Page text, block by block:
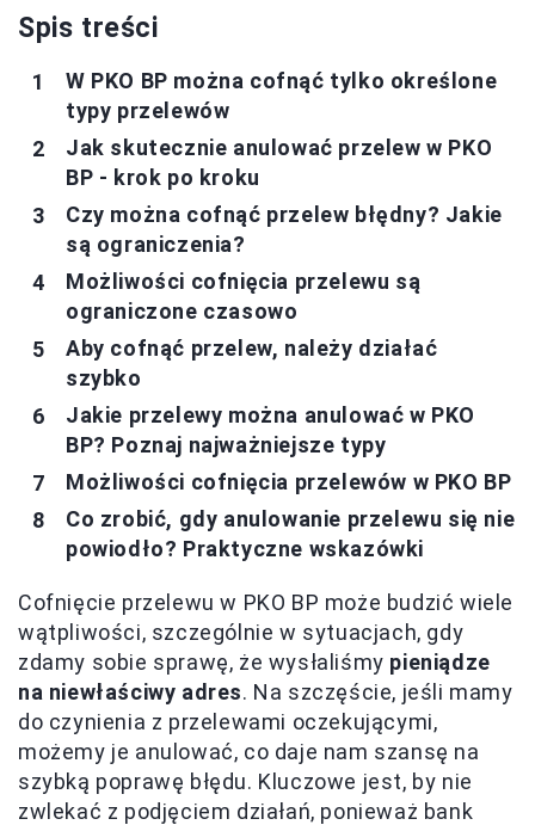
Spis treści
W PKO BP można cofnąć tylko określone
typy przelewów
Jak skutecznie anulować przelew w PKO
BP - krok po kroku
Czy można cofnąć przelew błędny? Jakie
są ograniczenia?
Możliwości cofnięcia przelewu są
ograniczone czasowo
Aby cofnąć przelew, należy działać
szybko
Jakie przelewy można anulować w PKO
BP? Poznaj najważniejsze typy
Możliwości cofnięcia przelewów w PKO BP
Co zrobić, gdy anulowanie przelewu się nie
powiodło? Praktyczne wskazówki
Cofnięcie przelewu w PKO BP może budzić wiele
wątpliwości, szczególnie w sytuacjach, gdy
zdamy sobie sprawę, że wysłaliśmy pieniądze
na niewłaściwy adres. Na szczęście, jeśli mamy
do czynienia z przelewami oczekującymi,
możemy je anulować, co daje nam szansę na
szybką poprawę błędu. Kluczowe jest, by nie
zwlekać z podjęciem działań, ponieważ bank